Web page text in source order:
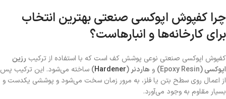
چرا کفپوش اپوکسی صنعتی بهترین انتخاب
برای کارخانه‌ها و انبارهاست؟
کفپوش اپوکسی صنعتی نوعی پوشش کف است که با استفاده از ترکیب رزین
اپوکسی (Epoxy Resin)
و هاردنر (Hardener
) ساخته می‌شود. این ترکیب پس
از اعمال روی سطح بتن یا فلز، به مرور زمان سخت می‌شود و پوششی یکدست و
بسیار مقاوم به وجود می‌آورد.